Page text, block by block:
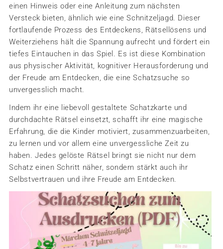
einen Hinweis oder eine Anleitung zum nächsten
Versteck bieten, ähnlich wie eine Schnitzeljagd. Dieser
fortlaufende Prozess des Entdeckens, Rätsellösens und
Weiterziehens hält die Spannung aufrecht und fördert ein
tiefes Eintauchen in das Spiel. Es ist diese Kombination
aus physischer Aktivität, kognitiver Herausforderung und
der Freude am Entdecken, die eine Schatzsuche so
unvergesslich macht.
Indem ihr eine liebevoll gestaltete Schatzkarte und
durchdachte Rätsel einsetzt, schafft ihr eine magische
Erfahrung, die die Kinder motiviert, zusammenzuarbeiten,
zu lernen und vor allem eine unvergessliche Zeit zu
haben. Jedes gelöste Rätsel bringt sie nicht nur dem
Schatz einen Schritt näher, sondern stärkt auch ihr
Selbstvertrauen und ihre Freude am Entdecken.